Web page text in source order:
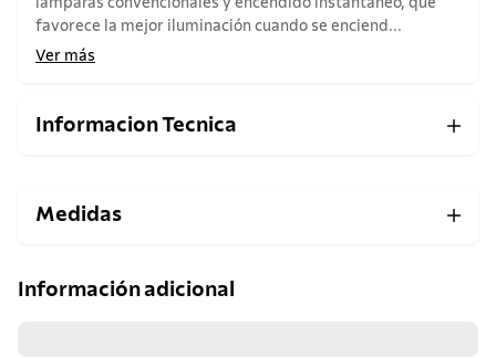
lámparas convencionales y encendido instantáneo, que
favorece la mejor iluminación cuando se enciend...
Ver más
Informacion Tecnica
Medidas
Información adicional